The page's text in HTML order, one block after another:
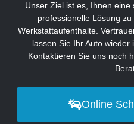
Unser Ziel ist es, Ihnen
professionelle Lösung
Werkstattaufenthalte.
lassen Sie Ihr Auto wieder
Kontaktieren Sie uns noch
Online